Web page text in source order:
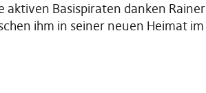
aktiven Basispiraten danken Rainer
ihm in seiner neuen Heimat im